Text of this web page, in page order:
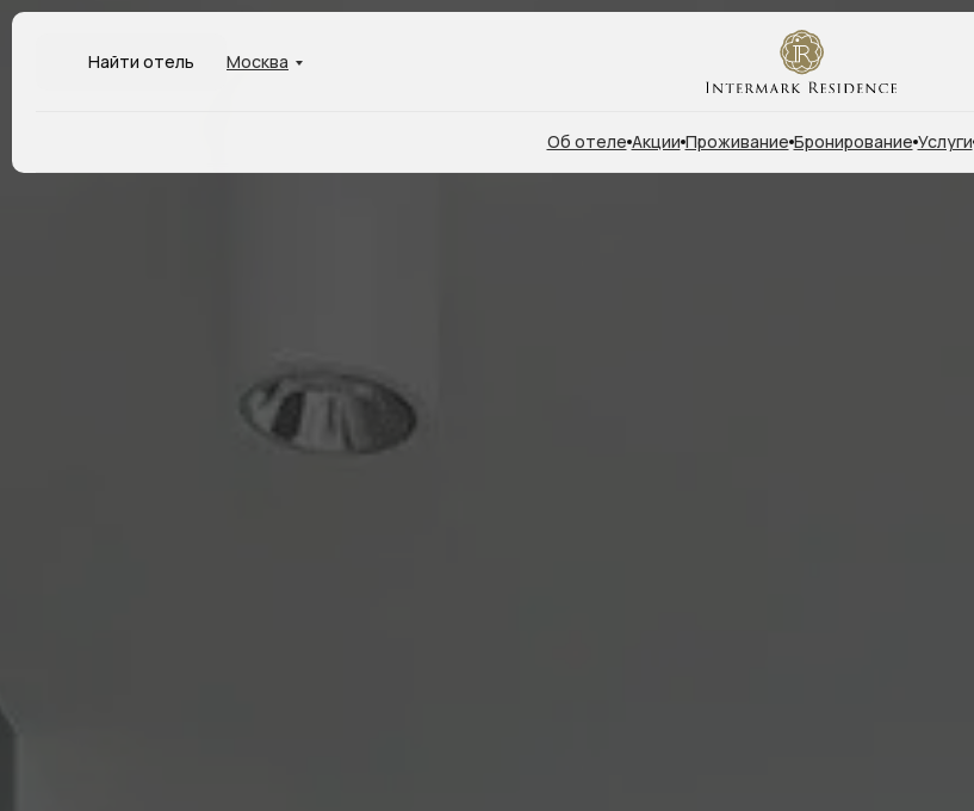
Найти отель Москва
Об отеле Акции Проживание Бронирование Услуги